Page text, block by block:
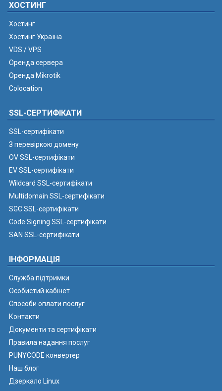
ХОСТИНГ
Хостинг
Хостинг Україна
VDS / VPS
Оренда сервера
Оренда Mikrotik
Colocation
SSL-СЕРТИФІКАТИ
SSL-сертифікати
З перевіркою домену
OV SSL-сертифікати
EV SSL-сертифікати
Wildcard SSL-сертифікати
Multidomain SSL-сертифікати
SGC SSL-сертифікати
Code Signing SSL-сертифікати
SAN SSL-сертифікати
ІНФОРМАЦІЯ
Служба підтримки
Особистий кабінет
Способи оплати послуг
Контакти
Документи та сертифікати
Правила надання послуг
PUNYCODE конвертер
Наш блог
Дзеркало Linux